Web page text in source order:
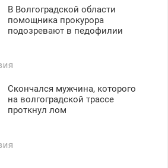
В Волгоградской области
помощника прокурора
подозревают в педофилии
Скончался мужчина, которого
на волгоградской трассе
проткнул лом